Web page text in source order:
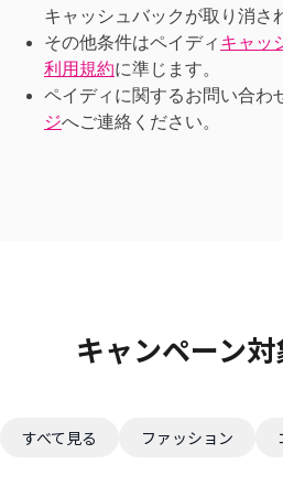
キャッシュバックが取り消さ
その他条件はペイディ キャッ
利用規約に準じます。
ペイディに関するお問い合わ
ジへご連絡ください。
キャンペーン
すべて見る ファッション